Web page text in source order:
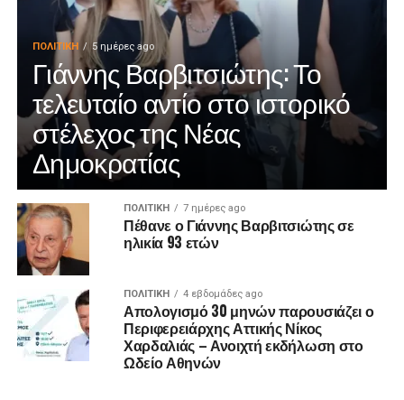
ΠΟΛΙΤΙΚΉ 5 ημέρες ago
Γιάννης Βαρβιτσιώτης: Το
τελευταίο αντίο στο ιστορικό
στέλεχος της Νέας
Δημοκρατίας
ΠΟΛΙΤΙΚΉ 7 ημέρες ago
Πέθανε ο Γιάννης Βαρβιτσιώτης σε
ηλικία 93 ετών
ΠΟΛΙΤΙΚΉ 4 εβδομάδες ago
Απολογισμό 30 μηνών παρουσιάζει ο
Περιφερειάρχης Αττικής Νίκος
Χαρδαλιάς – Ανοιχτή εκδήλωση στο
Ωδείο Αθηνών